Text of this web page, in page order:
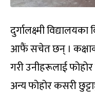
दुर्गालक्ष्मी विद्यालयका
आफैं सचेत छन् ।
गरी उनीहरूलाई
अन्य फोहोर कसरी